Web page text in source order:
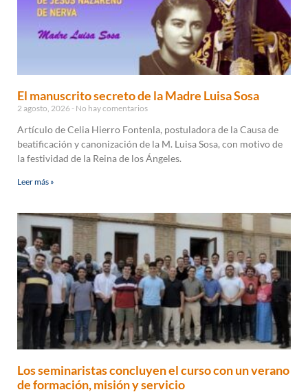
El manuscrito secreto de la Madre Luisa Sosa
2 agosto, 2026 No hay comentarios
Artículo de Celia Hierro Fontenla, postuladora de la Causa de
beatificación y canonización de la M. Luisa Sosa, con motivo de
la festividad de la Reina de los Ángeles.
Leer más »
Los seminaristas concluyen el curso con un verano
de formación, misión y servicio